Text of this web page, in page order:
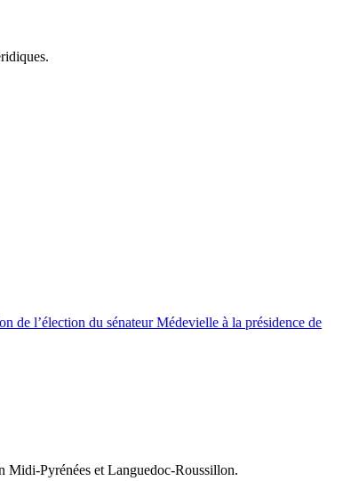
de l’élection du sénateur Médevielle à la présidence de
Midi-Pyrénées et Languedoc-Roussillon.